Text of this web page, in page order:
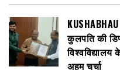
कुलपति की
अहम चर्चा